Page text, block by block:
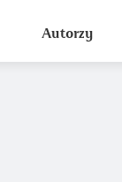
Autorzy